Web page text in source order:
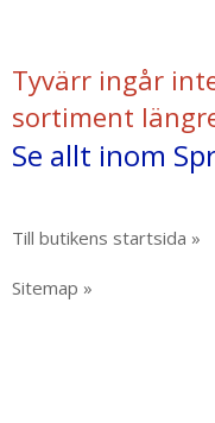
Tyvärr ingår
sortiment
Se allt inom
Till butikens startsida »
Sitemap »